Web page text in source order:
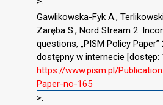
Gawlikowska-Fyk A.,
Zaręba S., Nord Stream 2.
questions, „PISM Policy Paper”
dostępny w internecie [dostęp:
https://www.pism.pl/
Paper-no-165
>.